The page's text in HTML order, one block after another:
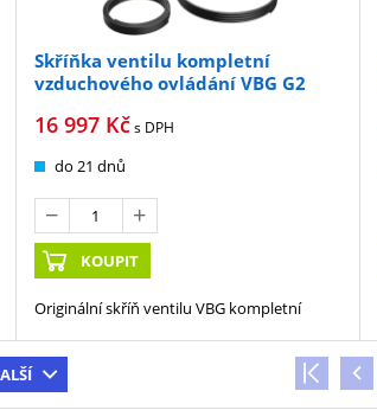
Skříňka ventilu kompletní
vzduchového ovládání VBG G2
16 997Kčs DPH
do 21 dnů
KOUPIT
Originální skříň ventilu VBG kompletní